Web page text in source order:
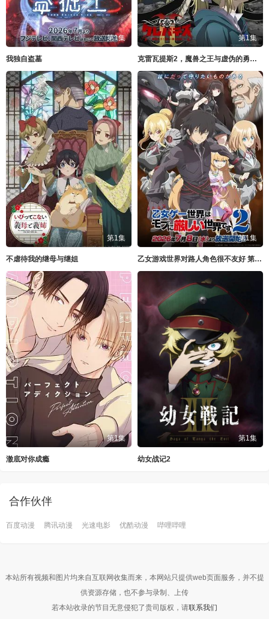
第1集
我独自盗墓
第1集
克雷瓦提斯2，魔兽之王与虚伪的勇者传承
第1集
不虐待我的继母与继姐
第1集
乙女游戏世界对路人角色很不友好 第二季
第1集
澈底对你成瘾
第1集
幼女战记2
合作伙伴
百度动漫 腾讯动漫 光速电影 优酷动漫 哔哩哔哩
本站所有视频和图片均来自互联网收集而来，本网站只提供web页面服务，并不提
供资源存储，也不参与录制、上传
若本站收录的节目无意侵犯了贵司版权，请联系我们